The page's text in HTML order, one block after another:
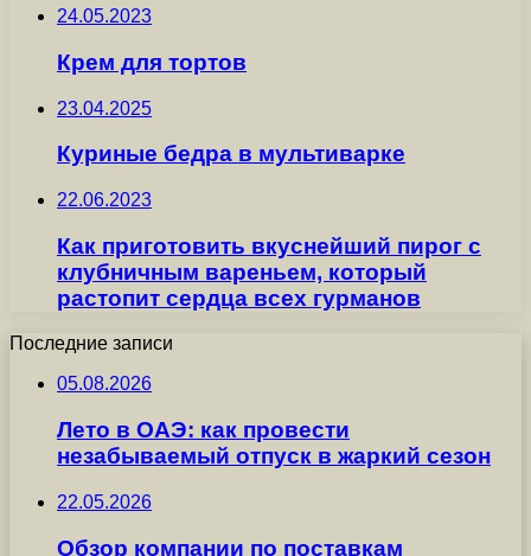
24.05.2023
Крем для тортов
23.04.2025
Куриные бедра в мультиварке
22.06.2023
Как приготовить вкуснейший пирог с
клубничным вареньем, который
растопит сердца всех гурманов
Последние записи
05.08.2026
Лето в ОАЭ: как провести
незабываемый отпуск в жаркий сезон
22.05.2026
Обзор компании по поставкам